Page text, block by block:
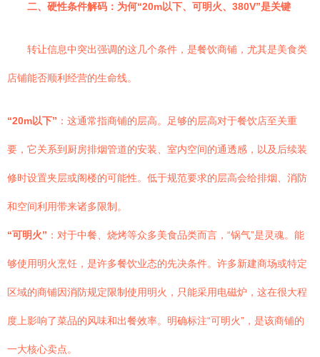
二、硬性条件解码：为何“20m以下、可明火、380V”是关键
转让信息中突出强调的这几个条件，是餐饮商铺，尤其是美食类
店铺能否顺利经营的生命线。
“20m以下” ：这通常指商铺的层高。足够的层高对于餐饮店至关重
要，它关系到厨房排烟管道的安装、室内空间的通透感，以及后续装
修时设置夹层或阁楼的可能性。低于规范要求的层高会给排烟、消防
和空间利用带来诸多限制。
“可明火” ：对于中餐、烧烤等众多美食品类而言，“锅气”是灵魂。能
够使用明火烹饪，是许多餐饮业态的先决条件。许多新建商场或特定
区域的商铺因消防规定限制使用明火，只能采用电磁炉，这在很大程
度上影响了菜品的风味和出餐效率。明确标注“可明火”，是该商铺的
一大核心卖点。